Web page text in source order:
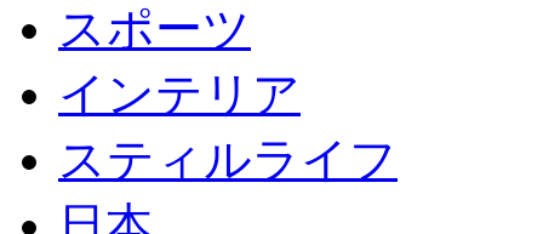
スポーツ
インテリア
スティルライフ